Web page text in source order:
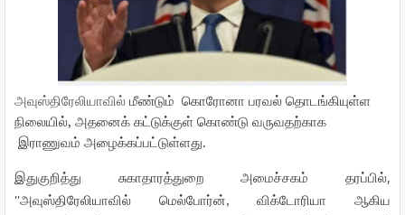
அவுஸ்திரேலியாவில் மீண்டும் கொரோனா பரவல் தொடங்கியுள்ள
நிலையில், அதனைக் கட்டுக்குள் கொண்டு வருவதற்காக
இராணுவம் அழைக்கப்பட்டுள்ளது.
இதுகுறித்து சுகாதாரத்துறை அமைச்சகம் தரப்பில்,
''அவுஸ்திரேலியாவில் மெல்போர்ன், விக்டோரியா
ஆகிய